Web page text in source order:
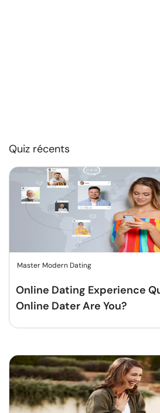
Quiz récents
Master Modern Dating
Online Dating Experience
Online Dater Are You?